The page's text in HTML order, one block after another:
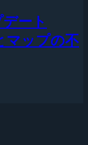
ート
マップの不